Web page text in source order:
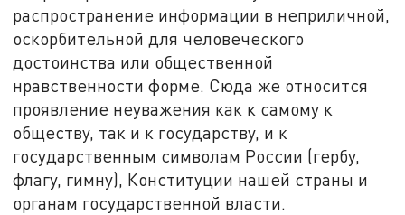
распространение информации в неприличной,
оскорбительной для человеческого
достоинства или общественной
нравственности форме. Сюда же относится
проявление неуважения как к самому к
обществу, так и к государству, и к
государственным символам России (гербу,
флагу, гимну), Конституции нашей страны и
органам государственной власти.